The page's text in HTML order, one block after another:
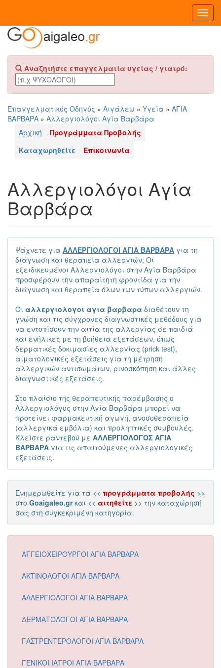
Αναζητήστε επαγγελματία υγείας / γιατρό:
Επαγγελματικός Οδηγός » Αιγάλεω » Υγεία » ΑΓΙΑ
ΒΑΡΒΑΡΑ » Αλλεργιολόγοι Αγία Βαρβάρα
Αρχική
Προγράμματα Προβολής
Καταχωρηθείτε
Επικοινωνία
Αλλεργιολόγοι Αγία
Βαρβάρα
Ψάχνετε για ΑΛΛΕΡΓΙΟΛΟΓΟΙ ΑΓΙΑ ΒΑΡΒΑΡΑ για τη
διάγνωση και θεραπεία αλλεργιών; Οι
εξειδικευμένοι Αλλεργιολόγοι στην Αγία Βαρβάρα
προσφέρουν την απαραίτητη φροντίδα για την
διάγνωση και θεραπεία όλων των τύπων αλλεργιών.
Οι αλλεργιολογοι αγια βαρβαρα διαθέτουν τη
γνώση και τις σύγχρονες διαγνωστικές μεθόδους για
να εντοπίσουν την αιτία της αλλεργίας σε παιδιά
και ενήλικες με τη βοήθεια εξετάσεων, όπως
δερματικές δοκιμασίες αλλεργίας (prick test),
αιματολογικές εξετάσεις για τη μέτρηση
αλλεργικών αντισωμάτων, ρινοσκόπηση και άλλες
διαγνωστικές εξετάσεις.
Στο πλαίσιο της θεραπευτικής παρέμβασης ο
Αλλεργιολόγος στην Αγία Βαρβάρα μπορεί να
προτείνει φαρμακευτική αγωγή, ανοσοθεραπεία
(αλλεργικά εμβόλια) και προληπτικές συμβουλές.
Κλείστε ραντεβού με ΑΛΛΕΡΓΙΟΛΟΓΟΣ ΑΓΙΑ
ΒΑΡΒΑΡΑ για τις απαιτούμενες αλλεργιολογικές
εξετάσεις.
Ενημερωθείτε για τα << προγράμματα προβολής >>
στο Goaigaleo.grκαι << αιτηθείτε >> την καταχώρησή
σας στη συγκεκριμένη κατηγορία.
ΑΓΓΕΙΟΧΕΙΡΟΥΡΓΟΙ ΑΓΙΑ ΒΑΡΒΑΡΑ
ΑΚΤΙΝΟΛΟΓΟΙ ΑΓΙΑ ΒΑΡΒΑΡΑ
ΑΛΛΕΡΓΙΟΛΟΓΟΙ ΑΓΙΑ ΒΑΡΒΑΡΑ
ΔΕΡΜΑΤΟΛΟΓΟΙ ΑΓΙΑ ΒΑΡΒΑΡΑ
ΓΑΣΤΡΕΝΤΕΡΟΛΟΓΟΙ ΑΓΙΑ ΒΑΡΒΑΡΑ
ΓΕΝΙΚΟΙ ΙΑΤΡΟΙ ΑΓΙΑ ΒΑΡΒΑΡΑ